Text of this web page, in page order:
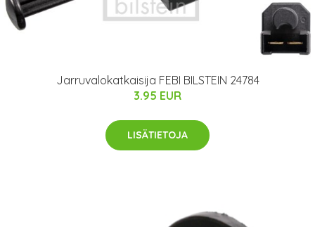
Jarruvalokatkaisija FEBI BILSTEIN 24784
3.95 EUR
LISÄTIETOJA